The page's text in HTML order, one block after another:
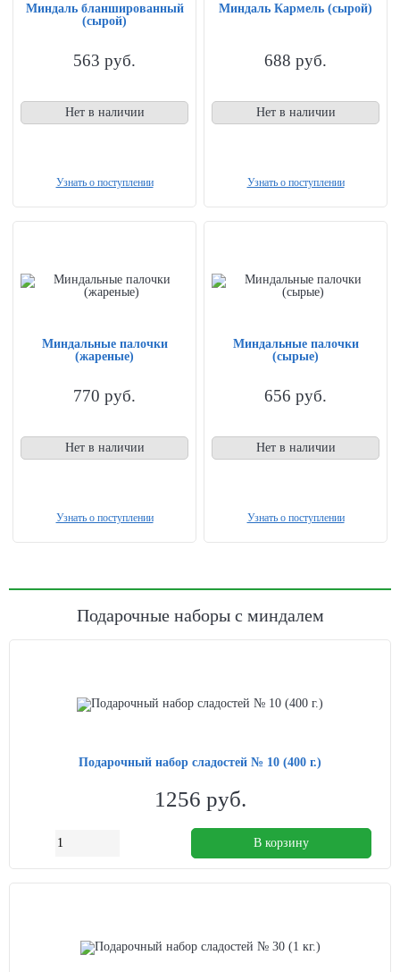
Миндаль бланшированный
(сырой)
563 руб.
Нет в наличии
Узнать о поступлении
Миндаль Кармель (сырой)
688 руб.
Нет в наличии
Узнать о поступлении
Миндальные палочки
(жареные)
770 руб.
Нет в наличии
Узнать о поступлении
Миндальные палочки
(сырые)
656 руб.
Нет в наличии
Узнать о поступлении
Подарочные наборы с миндалем
Подарочный набор сладостей № 10 (400 г.)
1256 руб.
В корзину